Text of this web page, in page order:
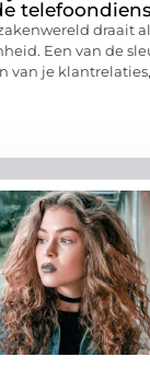
draait
Een van de
van je